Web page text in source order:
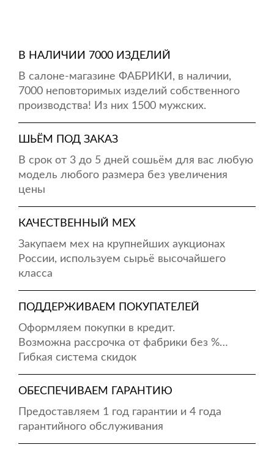
В НАЛИЧИИ 7000 ИЗДЕЛИЙ
В салоне-магазине ФАБРИКИ, в наличии,
7000 неповторимых изделий собственного
производства! Из них 1500 мужских.
ШЬЁМ ПОД ЗАКАЗ
В срок от 3 до 5 дней сошьём для вас любую
модель любого размера без увеличения
цены
КАЧЕСТВЕННЫЙ МЕХ
Закупаем мех на крупнейших аукционах
России, используем сырьё высочайшего
класса
ПОДДЕРЖИВАЕМ ПОКУПАТЕЛЕЙ
Оформляем покупки в кредит.
Возможна рассрочка от фабрики без %…
Гибкая система скидок
ОБЕСПЕЧИВАЕМ ГАРАНТИЮ
Предоставляем 1 год гарантии и 4 года
гарантийного обслуживания